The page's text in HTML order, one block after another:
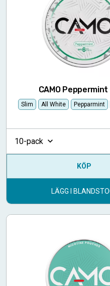
CAMO
Slim All White Pepparmint
10-pack
KÖP
LÄGG I
till i favoriter